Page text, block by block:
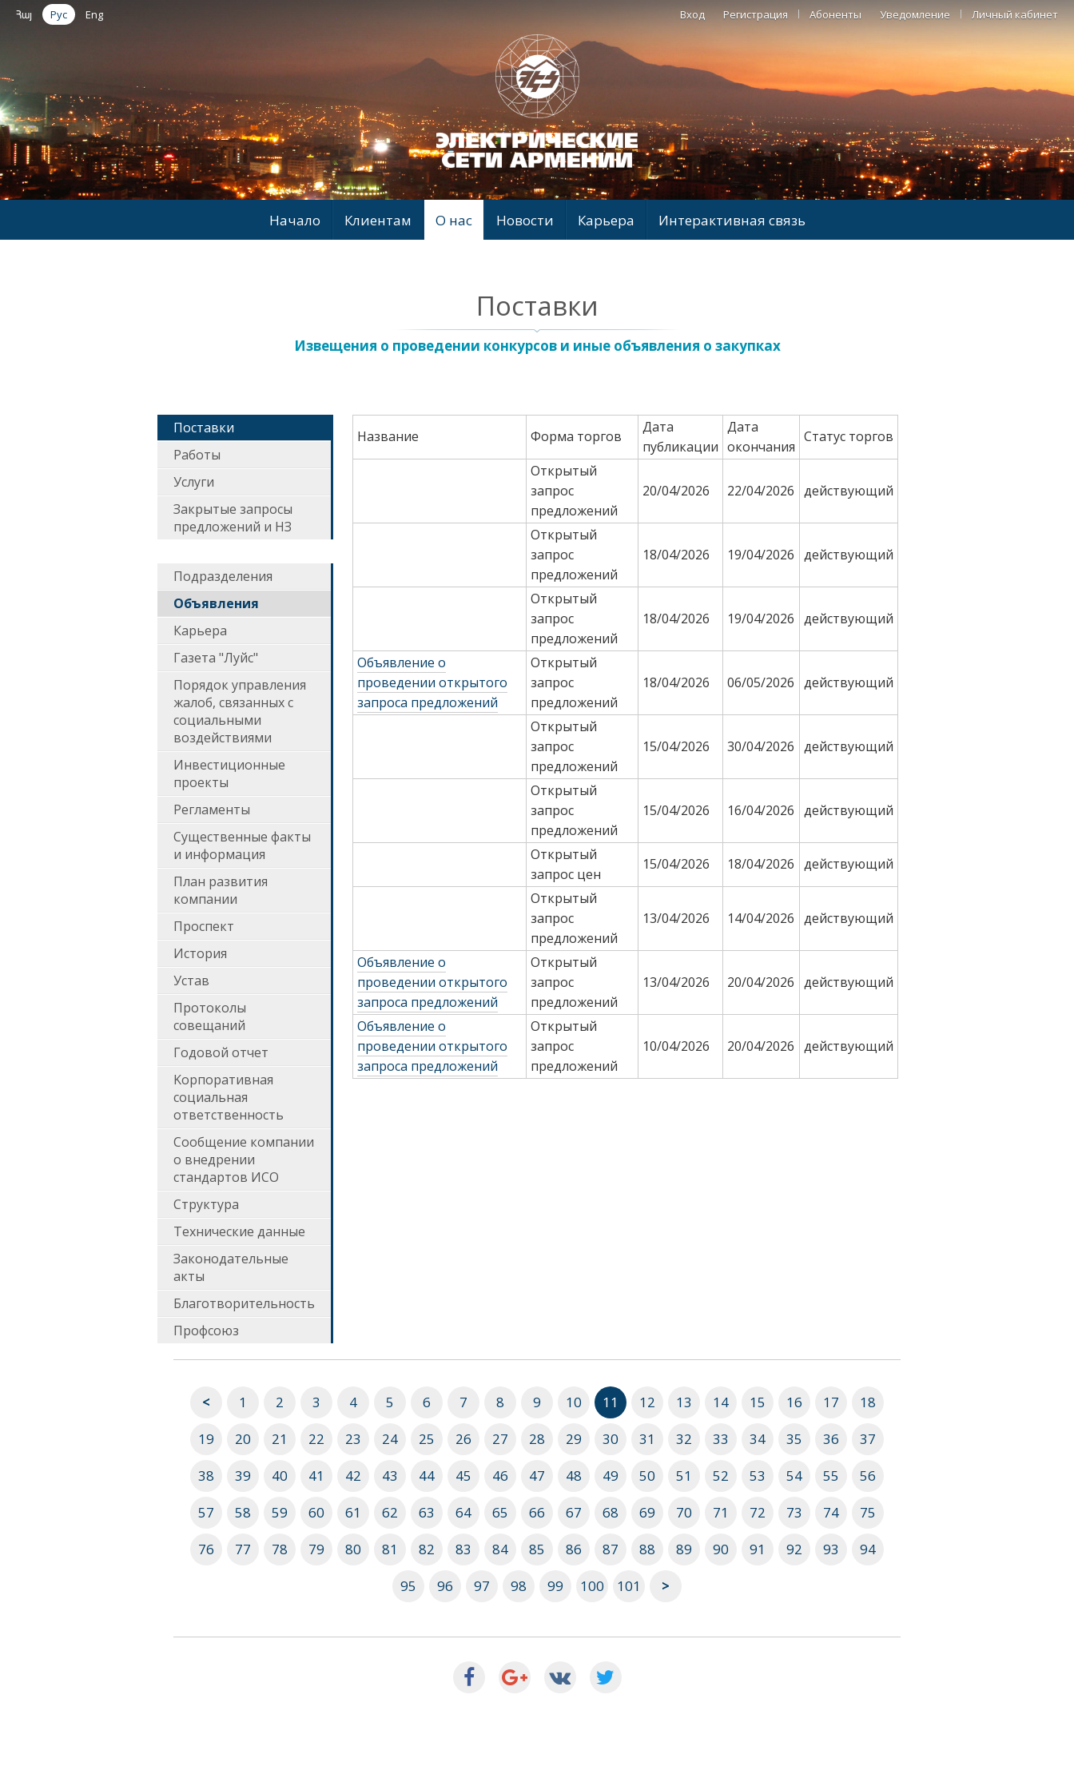
Հայ Рус Eng Вход Регистрация Абоненты Уведомление Личный кабинет
Начало Клиентам О нас Новости Карьера Интерактивная связь
Поставки
Извещения о проведении конкурсов и иные объявления о закупках
Поставки
Работы
Услуги
Закрытые запросы
предложений и НЗ
Подразделения
Объявления
Карьера
Газета "Луйс"
Порядок управления
жалоб, связанных с
социальными
воздействиями
Инвестиционные
проекты
Регламенты
Существенные факты
и информация
План развития
компании
Проспект
История
Устав
Протоколы
совещаний
Годовoй отчет
Kорпоративная
социальная
ответственность
Сообщение компании
о внедрении
стандартов ИСО
Структура
Технические данные
Законодательные
акты
Благотворительность
Профсоюз
Название Форма торгов
Дата
публикации
Дата
окончания
Статус торгов
Открытый
запрос
предложений
20/04/2026 22/04/2026 действующий
Открытый
запрос
предложений
18/04/2026 19/04/2026 действующий
Открытый
запрос
предложений
18/04/2026 19/04/2026 действующий
Объявление о
проведении открытого
запроса предложений
Открытый
запрос
предложений
18/04/2026 06/05/2026 действующий
Открытый
запрос
предложений
15/04/2026 30/04/2026 действующий
Открытый
запрос
предложений
15/04/2026 16/04/2026 действующий
Открытый
запрос цен
15/04/2026 18/04/2026 действующий
Открытый
запрос
предложений
13/04/2026 14/04/2026 действующий
Объявление о
проведении открытого
запроса предложений
Открытый
запрос
предложений
13/04/2026 20/04/2026 действующий
Объявление о
проведении открытого
запроса предложений
Открытый
запрос
предложений
10/04/2026 20/04/2026 действующий
< 1 2 3 4 5 6 7 8 9 10 11 12 13 14 15 16 17
18
19
20 21 22 23 24 25 26 27 28 29 30 31 32 33 34 35 36
37
38
39 40 41 42 43 44 45 46 47 48 49 50 51 52 53 54 55
56
57
58 59 60 61 62 63 64 65 66 67 68 69 70 71 72 73 74
75
76
77 78 79 80 81 82 83 84 85 86 87 88 89 90 91 92 93
94
95
96 97 98 99 100 101 >